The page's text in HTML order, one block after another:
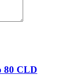
80 CLD